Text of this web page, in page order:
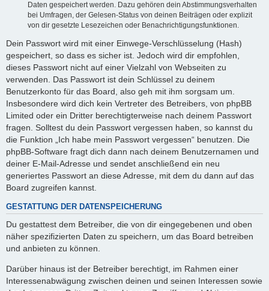
Daten gespeichert werden. Dazu gehören dein Abstimmungsverhalten
bei Umfragen, der Gelesen-Status von deinen Beiträgen oder explizit
von dir gesetzte Lesezeichen oder Benachrichtigungsfunktionen.
Dein Passwort wird mit einer Einwege-Verschlüsselung (Hash)
gespeichert, so dass es sicher ist. Jedoch wird dir empfohlen,
dieses Passwort nicht auf einer Vielzahl von Webseiten zu
verwenden. Das Passwort ist dein Schlüssel zu deinem
Benutzerkonto für das Board, also geh mit ihm sorgsam um.
Insbesondere wird dich kein Vertreter des Betreibers, von phpBB
Limited oder ein Dritter berechtigterweise nach deinem Passwort
fragen. Solltest du dein Passwort vergessen haben, so kannst du
die Funktion „Ich habe mein Passwort vergessen“ benutzen. Die
phpBB-Software fragt dich dann nach deinem Benutzernamen und
deiner E-Mail-Adresse und sendet anschließend ein neu
generiertes Passwort an diese Adresse, mit dem du dann auf das
Board zugreifen kannst.
GESTATTUNG DER DATENSPEICHERUNG
Du gestattest dem Betreiber, die von dir eingegebenen und oben
näher spezifizierten Daten zu speichern, um das Board betreiben
und anbieten zu können.
Darüber hinaus ist der Betreiber berechtigt, im Rahmen einer
Interessenabwägung zwischen deinen und seinen Interessen sowie